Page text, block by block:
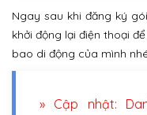
Ngay sau khi đăng ký
khởi động lại điện thoại
bao di động của mình
» Cập nhật: